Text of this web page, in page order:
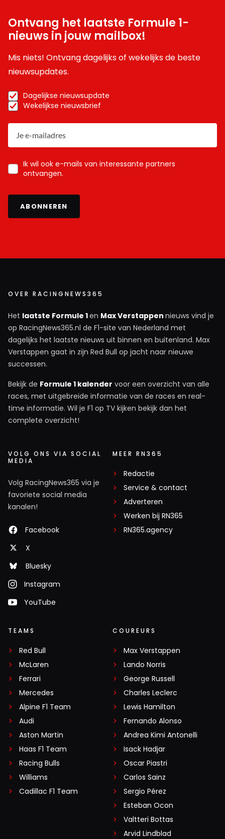
Ontvang het laatste Formule 1-
nieuws in jouw mailbox!
Mis niets! Ontvang dagelijks of wekelijks de beste
nieuwsupdates.
Dagelijkse nieuwsupdate
Wekelijkse nieuwsbrief
Ik wil ook e-mails van interessante partners
ontvangen.
ABONNEREN
OVER RACINGNEWS365
Het laatste Formule 1en Max Verstappen nieuws vind je
op RacingNews365.nl de F1-site van Nederland met
dagelijks het laatste nieuws uit binnen en buitenland. Max
Verstappen gaat in zijn Red Bull op jacht naar nieuwe
successen.
Bekijk de Formule 1 kalender voor een overzicht van alle
races, met uitgebreide informatie van de races en real-
time informatie. Wil je F1 op TV kijken bekijk dan het
complete overzicht!
VOLG ONS VIA SOCIAL
MEDIA
Volg RacingNews365 via je
favoriete social media
kanalen!
Facebook
X
Bluesky
Instagram
YouTube
MEER RN365
Redactie
Service & contact
Adverteren
Werken bij RN365
RN365.agency
TEAMS
Red Bull
McLaren
Ferrari
Mercedes
Alpine F1 Team
Audi
Aston Martin
Haas F1 Team
Racing Bulls
Williams
Cadillac F1 Team
COUREURS
Max Verstappen
Lando Norris
George Russell
Charles Leclerc
Lewis Hamilton
Fernando Alonso
Andrea Kimi Antonelli
Isack Hadjar
Oscar Piastri
Carlos Sainz
Sergio Pérez
Esteban Ocon
Valtteri Bottas
Arvid Lindblad